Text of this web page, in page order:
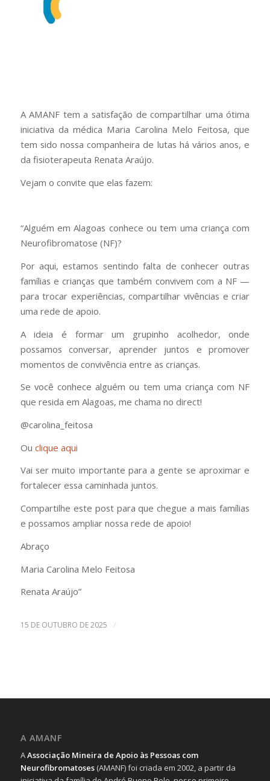
A AMANF tem a satisfação de compartilhar uma ótima
iniciativa da médica Maria Carolina Melo Feitosa, que
tem sido nossa companheira de lutas há vários anos, e
da fisioterapeuta Renata Araújo.
Vejam o convite que elas fazem:
“Alguém em Alagoas conhece ou tem uma criança com
Neurofibromatose (NF)?
Por aqui, estamos sentindo falta de conhecer outras
famílias e crianças que também convivem com a NF —
para trocar experiências, compartilhar vivências e criar
uma rede de apoio.
A ideia é formar um grupinho acolhedor, onde
possamos conversar, aprender juntos e promover
momentos de convivência entre as crianças.
Se você conhece alguém ou tem uma criança com NF
que resida em Alagoas, me chama no direct!
@carolina_feitosa
Ou clique aqui
Vai ser muito importante para a gente se aproximar e
fortalecer essa caminhada juntos.
Compartilhe este post para que chegue a mais famílias
e possamos ampliar nossa rede de apoio!
Abraço
Maria Carolina Melo Feitosa
Renata Araújo”
15 DE OUTUBRO DE 2025 /
A AMANF
AAssociação Mineira de Apoio às Pessoas com
Neurofibromatoses(AMANF) foi criada em 2002, a partir da